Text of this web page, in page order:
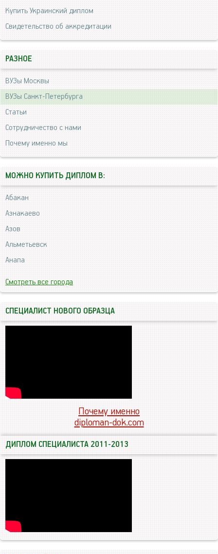
Купить Украинский диплом
Свидетельство об аккредитации
РАЗНОЕ
ВУЗы Москвы
ВУЗы Санкт-Петербурга
Статьи
Сотрудничество с нами
Почему именно мы
МОЖНО КУПИТЬ ДИПЛОМ В:
Абакан
Азнакаево
Азов
Альметьевск
Анапа
Смотреть все города
СПЕЦИАЛИСТ НОВОГО ОБРАЗЦА
Почему именно
diploman-dok.com
ДИПЛОМ СПЕЦИАЛИСТА 2011-2013